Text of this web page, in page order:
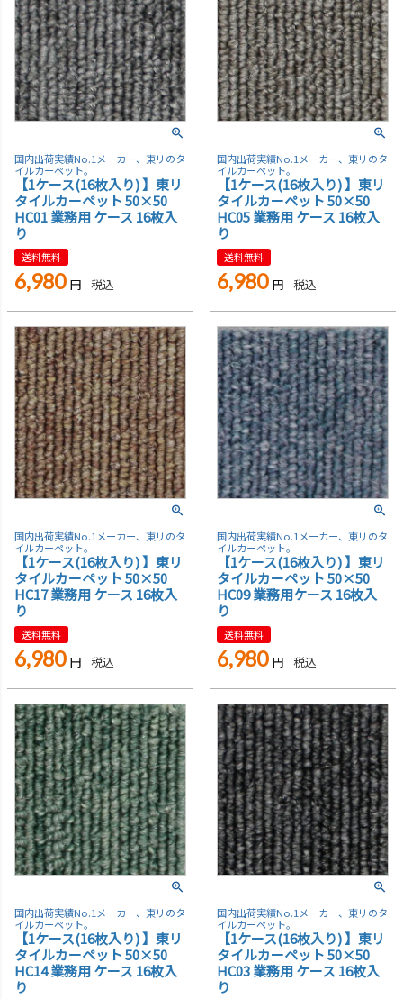
国内出荷実績No.1メーカー、東リのタ
イルカーペット。
【1ケース(16枚入り) 】東リ
タイルカーペット 50×50
HC01 業務用 ケース 16枚入
り
送料無料
6,980 税込
国内出荷実績No.1メーカー、東リのタ
イルカーペット。
【1ケース(16枚入り) 】東リ
タイルカーペット 50×50
HC05 業務用 ケース 16枚入
り
送料無料
6,980 税込
国内出荷実績No.1メーカー、東リのタ
イルカーペット。
【1ケース(16枚入り) 】東リ
タイルカーペット 50×50
HC17 業務用 ケース 16枚入
り
送料無料
6,980 税込
国内出荷実績No.1メーカー、東リのタ
イルカーペット。
【1ケース(16枚入り) 】東リ
タイルカーペット 50×50
HC09 業務用ケース 16枚入
り
送料無料
6,980 税込
国内出荷実績No.1メーカー、東リのタ
イルカーペット。
【1ケース(16枚入り) 】東リ
タイルカーペット 50×50
HC14 業務用 ケース 16枚入
り
国内出荷実績No.1メーカー、東リのタ
イルカーペット。
【1ケース(16枚入り) 】東リ
タイルカーペット 50×50
HC03 業務用 ケース 16枚入
り